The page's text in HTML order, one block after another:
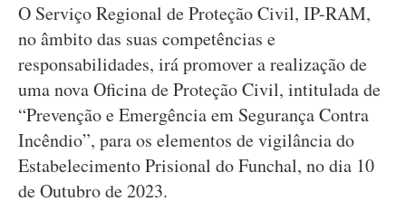
O Serviço Regional de Proteção Civil, IP-RAM,
no âmbito das suas competências e
responsabilidades, irá promover a realização de
uma nova Oficina de Proteção Civil, intitulada de
“Prevenção e Emergência em Segurança Contra
Incêndio”, para os elementos de vigilância do
Estabelecimento Prisional do Funchal, no dia 10
de Outubro de 2023.